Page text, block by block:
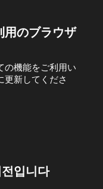
用のブラウザ
の機能をご利用い
更新してくださ
입니다